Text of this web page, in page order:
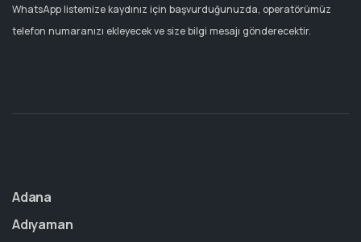
WhatsApp listemize kaydınız için başvurduğunuzda, operatörümüz
telefon numaranızı ekleyecek ve size bilgi mesajı gönderecektir.
Adana
Adıyaman